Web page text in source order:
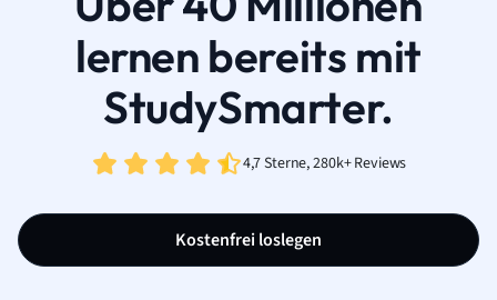
lernen bereits mit
StudySmarter.
4,7 Sterne, 280k+ Reviews
Kostenfrei loslegen